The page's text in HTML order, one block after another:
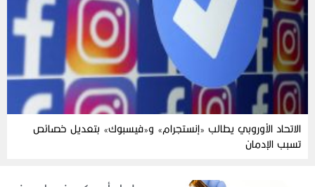
الاتحاد الأوروبي يطالب «إنستجرام» و«فيسبوك» بتعديل خصائص
تسبب الإدمان